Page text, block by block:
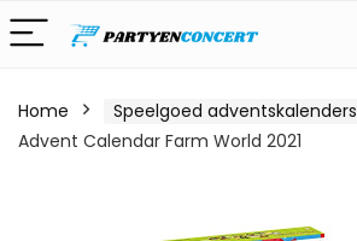
Home Speelgoed adventskalenders
Advent Calendar Farm World 2021